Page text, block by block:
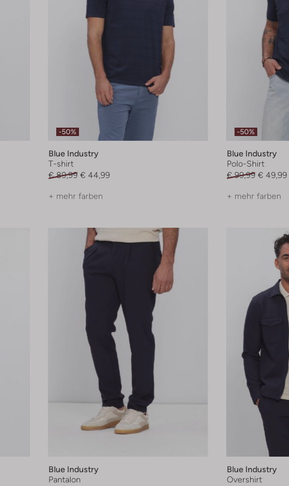
-50%
Blue Industry
T-shirt
€ 89,99 € 44,99
+ mehr farben
-50%
Blue Industry
Polo-Shirt
€ 99,99 € 49,99
+ mehr farben
Blue Industry
Pantalon
Blue Industry
Overshirt